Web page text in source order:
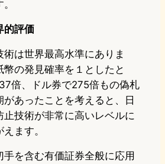
的評価
術は世界最高水準にありま
の発見確率を１としたと
倍、ドル券で275倍もの偽札
があったことを考えると、日
技術が非常に高いレベルに
ます。
手を含む有価証券全般に応用